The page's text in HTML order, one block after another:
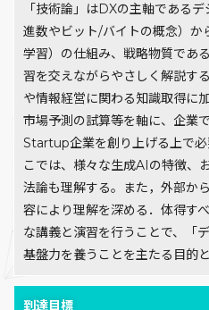
「技術論」はDXの主軸である
進数やビット/バイトの概念）
学習）の仕組み、戦略物質であ
習を交えながらやさしく解説す
や情報経営に関わる知識取得に
市場予測の試算等を軸に、企業
Startup企業を創り上げる上で
こでは、様々な生成AIの特徴、
法論も理解する。また，外部か
容により理解を深める．体得す
な講義と演習を行うことで、「
基盤力を養うことを主たる目的と
到達目標